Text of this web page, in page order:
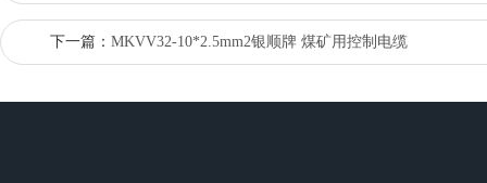
下一篇： MKVV32-10*2.5mm2银顺牌 煤矿用控制电缆